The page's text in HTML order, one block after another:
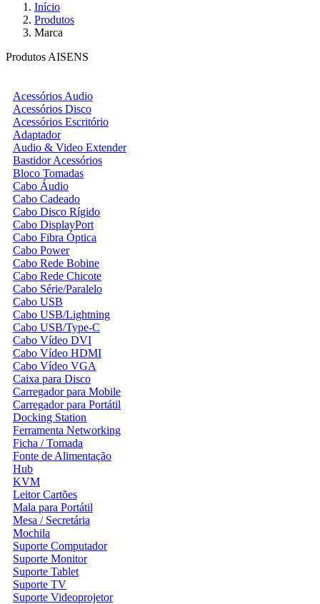
Início
Produtos
Marca
Produtos AISENS
Acessórios Audio
Acessórios Disco
Acessórios Escritório
Adaptador
Audio & Video Extender
Bastidor Acessórios
Bloco Tomadas
Cabo Áudio
Cabo Cadeado
Cabo Disco Rígido
Cabo DisplayPort
Cabo Fibra Óptica
Cabo Power
Cabo Rede Bobine
Cabo Rede Chicote
Cabo Série/Paralelo
Cabo USB
Cabo USB/Lightning
Cabo USB/Type-C
Cabo Vídeo DVI
Cabo Vídeo HDMI
Cabo Vídeo VGA
Caixa para Disco
Carregador para Mobile
Carregador para Portátil
Docking Station
Ferramenta Networking
Ficha / Tomada
Fonte de Alimentação
Hub
KVM
Leitor Cartões
Mala para Portátil
Mesa / Secretária
Mochila
Suporte Computador
Suporte Monitor
Suporte Tablet
Suporte TV
Suporte Videoprojetor